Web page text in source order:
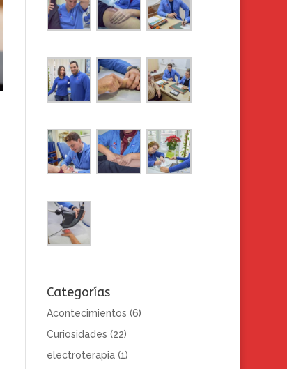
Categorías
Acontecimientos (6)
Curiosidades (22)
electroterapia(1)